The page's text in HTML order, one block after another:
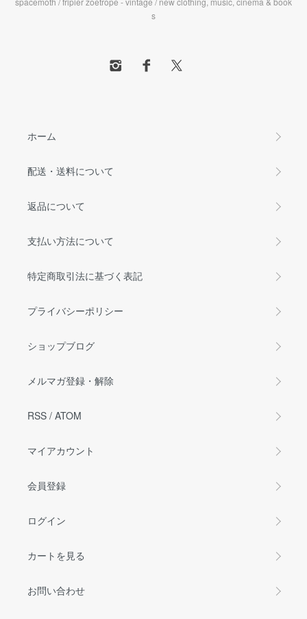
s
ホーム
配送・送料について
返品について
支払い方法について
特定商取引法に基づく表記
プライバシーポリシー
ショップブログ
メルマガ登録・解除
RSS / ATOM
マイアカウント
会員登録
ログイン
カートを見る
お問い合わせ